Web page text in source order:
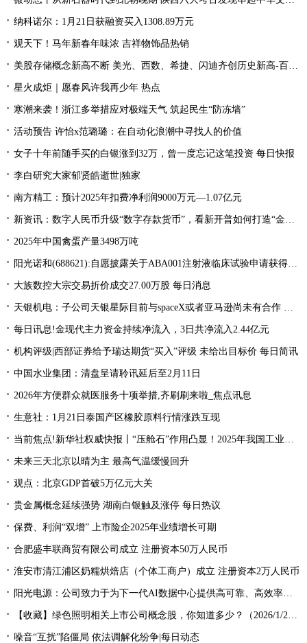
纳科诺尔：1月21日获融资买入1308.89万元
观天下！马年新春年味浓 吉祥物饰品热销
美股存储概念新高不断 美光、西数、希捷、闪迪齐创历史新高-百事通
星火成炬｜愿春风许我再少年 热点
寒潮来袭！浙江多举措应对极端天气 筑起民生“防冻墙”
活动预告 许怡x范璐璐：在自动化浪潮中寻找人的价值
女子十年前随手买的白银涨到32万，曾一度忘记这笔投资 每日快报
李白研究大家郁贤皓逝世|独家
南方精工：预计2025年扣费净利润9000万元—1.07亿元
新资讯：数字人民币升级“数字存款货币”，看新开普如何打造“金融+教育”新标杆
2025年中国禽蛋产量3498万吨
阳光诺和(688621):自愿披露关于ABA001注射液临床试验申请获得受理 每日快看
大族数控大宗交易折价成交27.00万股 每日消息
天银机电：子公司天银星际目前与spaceX或者亚马逊尚未有合作 简讯
每日讯息!金现代主力资金持续净流入，3日共净流入2.44亿元
机构评级|西部证券给予瑞达期货“买入”评级 未给出目标价 每日简讯
中国水业集团：清盘呈请聆讯延后至2月11日
2026年方便群众就医服务十项举措,齐刷刷来啦_焦点讯息
生意社：1月21日泰国产区橡胶原料行情涨跌互现
当前焦点!新华社权威快报丨“压舱石”作用凸显！2025年我国工业和信息化领域对经济增长贡献超四成
未来三天北京以晴为主 最高气温缓慢回升
观点：北京GDP首破5万亿元大关
贵金属概念延续强势 湖南白银触及涨停 每日热议
保费、利润“双增” 上市险企2025年业绩增长可期
合肥盛丰联商贸有限公司成立 注册资本50万人民币
淮安市清江浦区奶糯烘焙店（个体工商户）成立 注册资本2万人民币
阳光电源：公司致力于为下一代AI数据中心提供高可靠、高效率、高功率密度的全栈式电源解决方案
【收藏】绿色照明相关上市公司概念股，你知道多少？（2026/1/20）|前沿资讯
噪音“互扰”陷僵局 依法调解化纷争|每日动态